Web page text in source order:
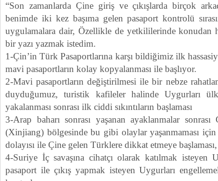
“Son zamanlarda Çine giriş ve çıkışlarda birçok
benimde iki kez başıma gelen pasaport kontrolü
uygulamalara dair, Özellikle de yetkililerinde konudan
bir yazı yazmak istedim.
1-Çin’in Türk Pasaportlarına karşı bildiğimiz ilk
mavi pasaportların kolay kopyalanması ile başlıyor.
2-Mavi pasaportların değiştirilmesi ile bir nebze
duyduğumuz, turistik kafileler halinde Uygurları
yakalanması sonrası ilk ciddi sıkıntıların başlaması
3-Arap baharı sonrası yaşanan ayaklanmalar
(Xinjiang) bölgesinde bu gibi olaylar yaşanmaması için
dolayısı ile Çine gelen Türklere dikkat etmeye başlaması,
4-Suriye İç savaşına cihatçı olarak katılmak isteyen
pasaport ile çıkış yapmak isteyen Uygurları